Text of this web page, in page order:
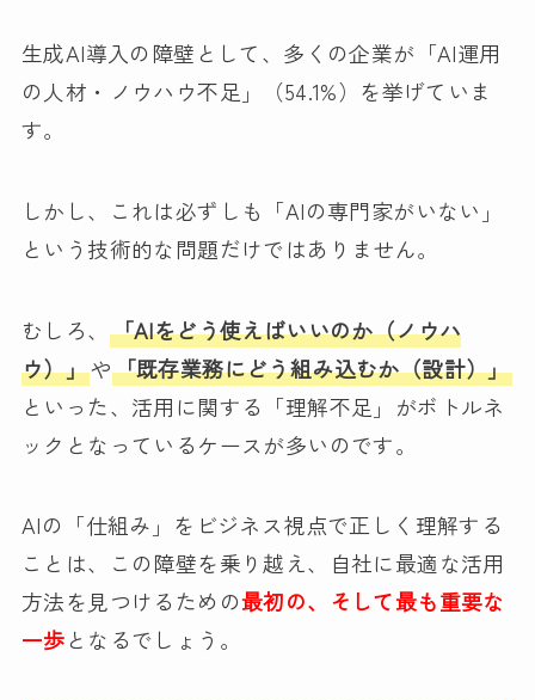
生成AI導入の障壁として、多くの企業が「AI運用
の人材・ノウハウ不足」（54.1%）を挙げていま
す。
しかし、これは必ずしも「AIの専門家がいない」
という技術的な問題だけではありません。
むしろ、 「AIをどう使えばいいのか（ノウハ
ウ）」や「既存業務にどう組み込むか（設計）」
といった、活用に関する「理解不足」がボトルネ
ックとなっているケースが多いのです。
AIの「仕組み」をビジネス視点で正しく理解する
ことは、この障壁を乗り越え、自社に最適な活用
方法を見つけるための最初の、そして最も重要な
一歩となるでしょう。